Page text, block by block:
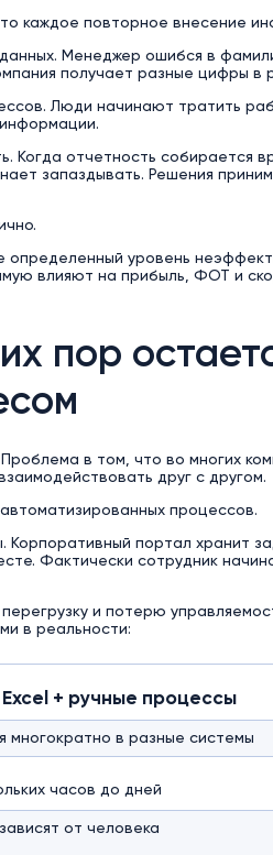
каждое повторное внесение
Менеджер ошибся в
получает разные цифры в
Люди начинают тратить
Когда отчетность собирается
запаздывать. Решения
определенный уровень
влияют на прибыль, ФОТ и
пор
в том, что во многих
друг с другом.
процессов.
Корпоративный портал хранит
Фактически сотрудник
и потерю
в реальности:
Excel + ручные процессы
многократно в разные системы
часов до дней
от человека